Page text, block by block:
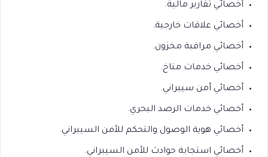
أخصائي تقارير مالية.
أخصائي علاقات خارجية.
أخصائي مراقبة مخزون.
أخصائي خدمات مناخ.
أخصائي أمن سيبراني.
أخصائي خدمات الرصد البحري.
أخصائي هوية الوصول والتحكم للأمن السيبراني.
أخصائي استجابة حوادث للأمن السيبراني.